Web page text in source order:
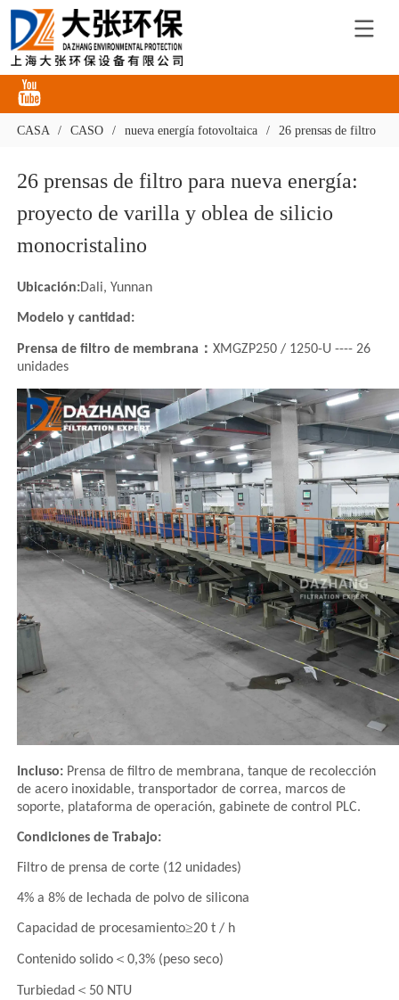
CASA / CASO / nueva energía fotovoltaica / 26 prensas de filtro
26 prensas de filtro para nueva energía:
proyecto de varilla y oblea de silicio
monocristalino